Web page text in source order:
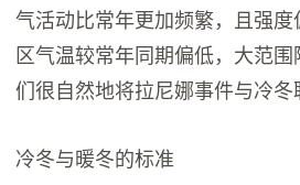
气活动比常年更加频繁，且强
区气温较常年同期偏低，大范
们很自然地将拉尼娜事件与冷冬
冷冬与暖冬的标准